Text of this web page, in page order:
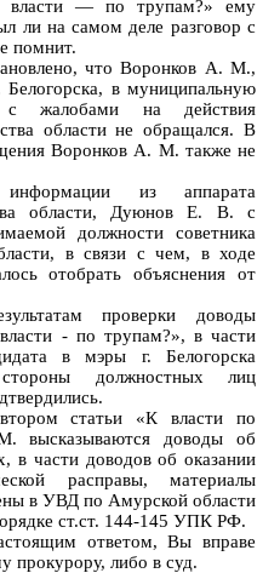
власти — по трупам?» ему
ли на самом деле разговор с
помнит.
что Воронков А. М.,
в муниципальную
с жалобами на действия
области не обращался. В
Воронков А. М. также не
информации из аппарата
области, Дуюнов Е. В. с
должности советника
в связи с чем, в ходе
отобрать объяснения от
проверки доводы
- по трупам?», в части
в мэры г. Белогорска
должностных лиц
статьи «К власти по
высказываются доводы об
в части доводов об оказании
расправы, материалы
в УВД по Амурской области
ст.ст. 144-145 УПК РФ.
ответом, Вы вправе
прокурору, либо в суд.